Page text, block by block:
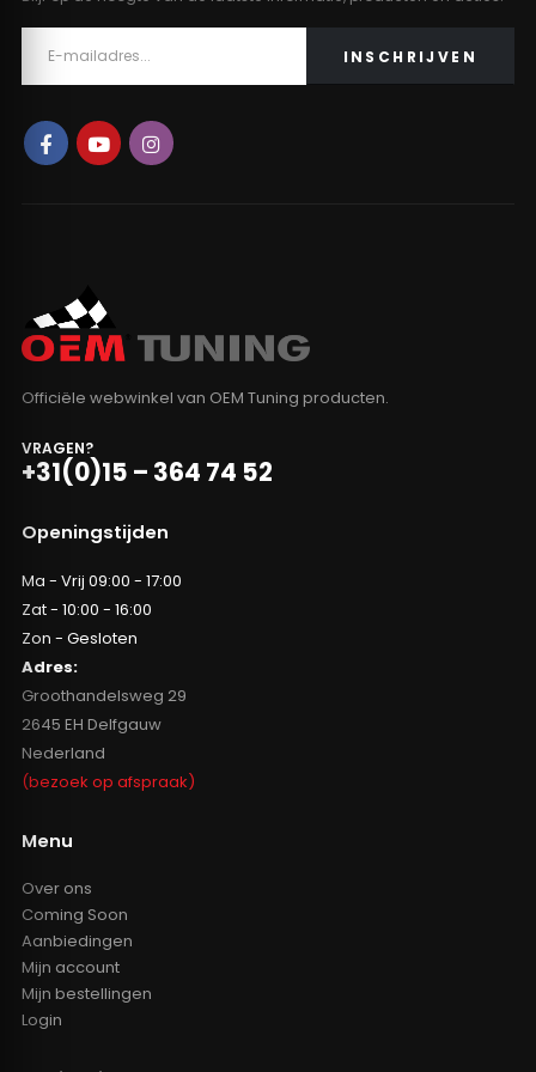
Officiële webwinkel van OEM Tuning producten.
VRAGEN?
+31(0)15 – 364 74 52
Openingstijden
Ma - Vrij 09:00 - 17:00
Zat - 10:00 - 16:00
Zon - Gesloten
Adres:
Groothandelsweg 29
2645 EH Delfgauw
Nederland
(bezoek op afspraak)
Menu
Over ons
Coming Soon
Aanbiedingen
Mijn account
Mijn bestellingen
Login